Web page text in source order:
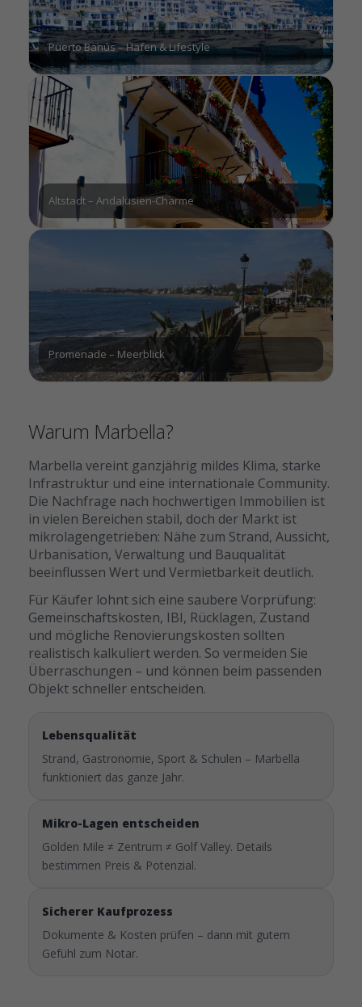
Puerto Banús – Hafen & Lifestyle
Altstadt – Andalusien-Charme
Promenade – Meerblick
Warum Marbella?
Marbella vereint ganzjährig mildes Klima, starke
Infrastruktur und eine internationale Community.
Die Nachfrage nach hochwertigen Immobilien ist
in vielen Bereichen stabil, doch der Markt ist
mikrolagengetrieben: Nähe zum Strand, Aussicht,
Urbanisation, Verwaltung und Bauqualität
beeinflussen Wert und Vermietbarkeit deutlich.
Für Käufer lohnt sich eine saubere Vorprüfung:
Gemeinschaftskosten, IBI, Rücklagen, Zustand
und mögliche Renovierungskosten sollten
realistisch kalkuliert werden. So vermeiden Sie
Überraschungen – und können beim passenden
Objekt schneller entscheiden.
Lebensqualität
Strand, Gastronomie, Sport & Schulen – Marbella
funktioniert das ganze Jahr.
Mikro-Lagen entscheiden
Golden Mile ≠ Zentrum ≠ Golf Valley. Details
bestimmen Preis & Potenzial.
Sicherer Kaufprozess
Dokumente & Kosten prüfen – dann mit gutem
Gefühl zum Notar.